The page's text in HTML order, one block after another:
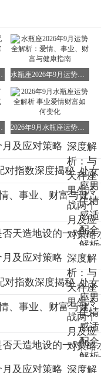
可能真的想分手。此
你好好沟通，那么
动承认错误。
？
需分情况讨论。他们
状态的关键。
战后可能会期待女
联系，他可能会担心
感情，或因女孩子经
能就意味着分手。若
感情可能就此结束。
数深度揭秘 水瓶座2026年9月运势全解析：爱情、事业、财富与健康指南
会把女友怎样 2026年9月水瓶座运势全解析 事业爱情财富如何变化
深度解
析：与
天秤座
男生冷
战两个
月及应
对策略
处女
座男
生情
感适
配全
解析
星座
配对
指数
深度
揭秘
深度解
析：与
天秤座
男生冷
战两个
月及应
对策略
处女
座男
生情
感适
配全
解析
深度解